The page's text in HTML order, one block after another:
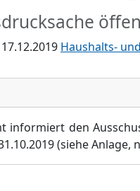
Haushalts-
informiert den
(siehe Anlage,